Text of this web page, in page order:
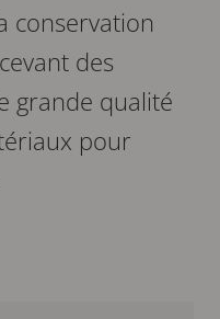
conservation
des
grande qualité
pour